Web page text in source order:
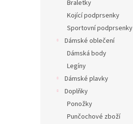
Braletky
Kojící podprsenky
Sportovní podprsenky
Dámské oblečení
Dámská body
Legíny
Dámské plavky
Doplňky
Ponožky
Punčochové zboží